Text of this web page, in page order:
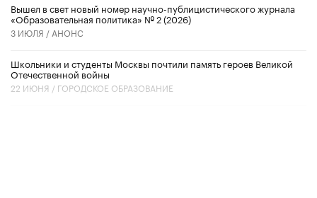
Вышел в свет новый номер научно-публицистического журнала
«Образовательная политика» № 2 (2026)
3 ИЮЛЯ / АНОНС
Школьники и студенты Москвы почтили память героев Великой
Отечественной войны
22 ИЮНЯ / ГОРОДСКОЕ ОБРАЗОВАНИЕ